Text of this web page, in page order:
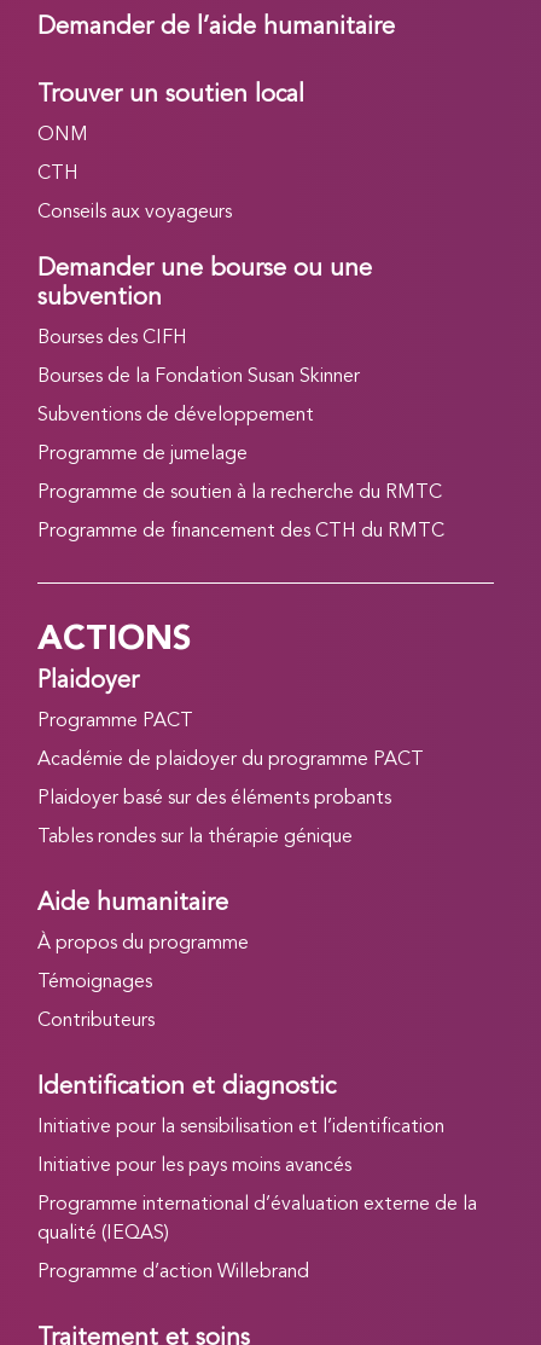
Demander de l’aide humanitaire
Trouver un soutien local
ONM
CTH
Conseils aux voyageurs
Demander une bourse ou une
subvention
Bourses des CIFH
Bourses de la Fondation Susan Skinner
Subventions de développement
Programme de jumelage
Programme de soutien à la recherche du RMTC
Programme de financement des CTH du RMTC
ACTIONS
Plaidoyer
Programme PACT
Académie de plaidoyer du programme PACT
Plaidoyer basé sur des éléments probants
Tables rondes sur la thérapie génique
Aide humanitaire
À propos du programme
Témoignages
Contributeurs
Identification et diagnostic
Initiative pour la sensibilisation et l’identification
Initiative pour les pays moins avancés
Programme international d’évaluation externe de la
qualité (IEQAS)
Programme d’action Willebrand
Traitement et soins